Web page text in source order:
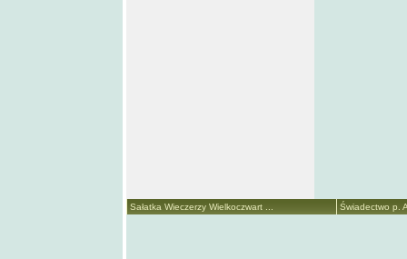
Sałatka Wieczerzy Wielkoczwart ... Świadectwo p.